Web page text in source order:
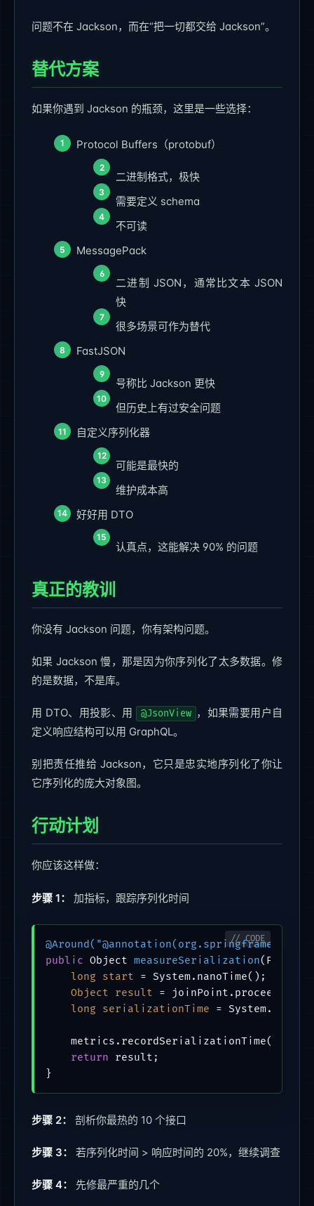
问题不在 Jackson，而在“把一切都交给 Jackson”。
替代方案
如果你遇到 Jackson 的瓶颈，这里是一些选择：
Protocol Buffers（protobuf）
二进制格式，极快
需要定义 schema
不可读
MessagePack
二进制 JSON，通常比文本 JSON
快
很多场景可作为替代
FastJSON
号称比 Jackson 更快
但历史上有过安全问题
自定义序列化器
可能是最快的
维护成本高
好好用 DTO
认真点，这能解决 90% 的问题
真正的教训
你没有 Jackson 问题，你有架构问题。
如果 Jackson 慢，那是因为你序列化了太多数据。修
的是数据，不是库。
用 DTO、用投影、用 @JsonView ，如果需要用户自
定义响应结构可以用 GraphQL。
别把责任推给 Jackson，它只是忠实地序列化了你让
它序列化的庞大对象图。
行动计划
你应该这样做：
步骤 1： 加指标，跟踪序列化时间
public Object measureSerialization
long
start = System.nanoTime();
Object
result = joinPoint.proceed();
long
serializationTime =
return result;
}
步骤 2： 剖析你最热的 10 个接口
步骤 3： 若序列化时间 > 响应时间的 20%，继续调查
步骤 4： 先修最严重的几个